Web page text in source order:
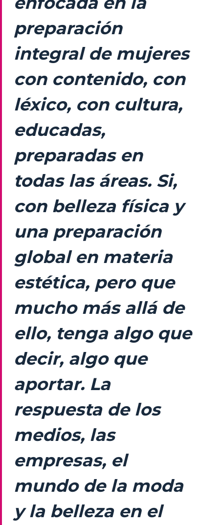
preparación
integral de mujeres
con contenido, con
léxico, con cultura,
educadas,
preparadas en
todas las áreas. Si,
con belleza física y
una preparación
global en materia
estética, pero que
mucho más allá de
ello, tenga algo que
decir, algo que
aportar. La
respuesta de los
medios, las
empresas, el
mundo de la moda
y la belleza en el